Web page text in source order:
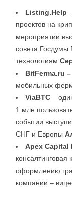
Listing.Help
проектов на
мероприятии
совета Госдумы
технологиям
BitFerma.ru –
мобильных
ViaBTC –
1 млн
событии
СНГ и Европы
Apex Capital
оформлению
компании –